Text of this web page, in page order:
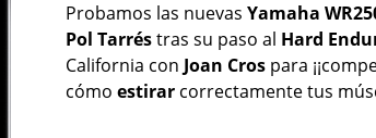
Probamos las nuevas Yamaha
Pol Tarréstras su paso al Hard
California con Joan Cros para
cómo estirar correctamente tus